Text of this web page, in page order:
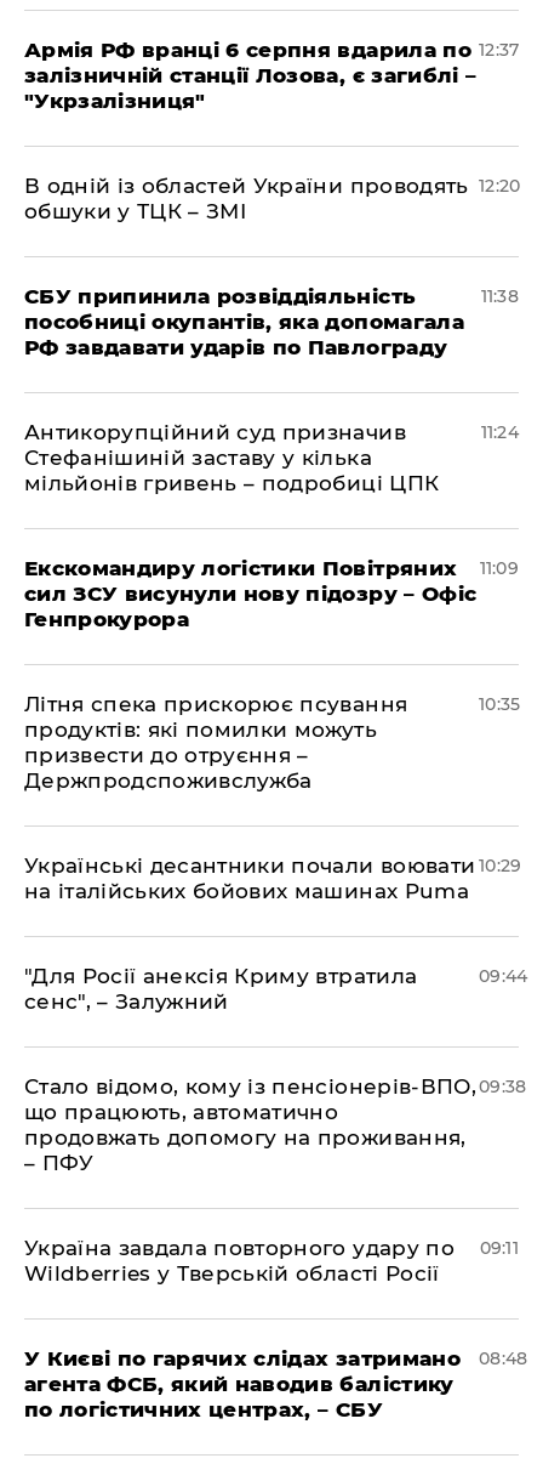
Армія РФ вранці 6 серпня вдарила по
залізничній станції Лозова, є загиблі –
"Укрзалізниця"
12:37
В одній із областей України проводять
обшуки у ТЦК – ЗМІ
12:20
СБУ припинила розвіддіяльність
пособниці окупантів, яка допомагала
РФ завдавати ударів по Павлограду
11:38
Антикорупційний суд призначив
Стефанішиній заставу у кілька
мільйонів гривень – подробиці ЦПК
11:24
Екскомандиру логістики Повітряних
сил ЗСУ висунули нову підозру – Офіс
Генпрокурора
11:09
Літня спека прискорює псування
продуктів: які помилки можуть
призвести до отруєння –
Держпродспоживслужба
10:35
Українські десантники почали воювати
на італійських бойових машинах Puma
10:29
"Для Росії анексія Криму втратила
сенс", – Залужний
09:44
Стало відомо, кому із пенсіонерів-ВПО,
що працюють, автоматично
продовжать допомогу на проживання,
– ПФУ
09:38
Україна завдала повторного удару по
Wildberries у Тверській області Росії
09:11
У Києві по гарячих слідах затримано
агента ФСБ, який наводив балістику
по логістичних центрах, – СБУ
08:48